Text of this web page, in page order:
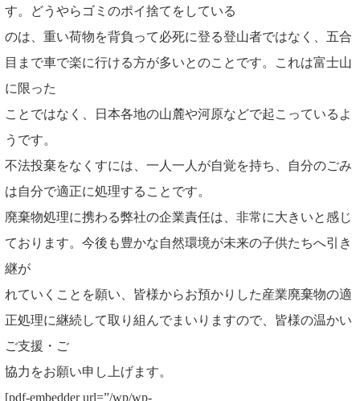
す。どうやらゴミのポイ捨てをしている
のは、重い荷物を背負って必死に登る登山者ではなく、五合
目まで車で楽に行ける方が多いとのことです。これは富士山
に限った
ことではなく、日本各地の山麓や河原などで起こっているよ
うです。
不法投棄をなくすには、一人一人が自覚を持ち、自分のごみ
は自分で適正に処理することです。
廃棄物処理に携わる弊社の企業責任は、非常に大きいと感じ
ております。今後も豊かな自然環境が未来の子供たちへ引き
継が
れていくことを願い、皆様からお預かりした産業廃棄物の適
正処理に継続して取り組んでまいりますので、皆様の温かい
ご支援・ご
協力をお願い申し上げます。
[pdf-embedder url=”/wp/wp-